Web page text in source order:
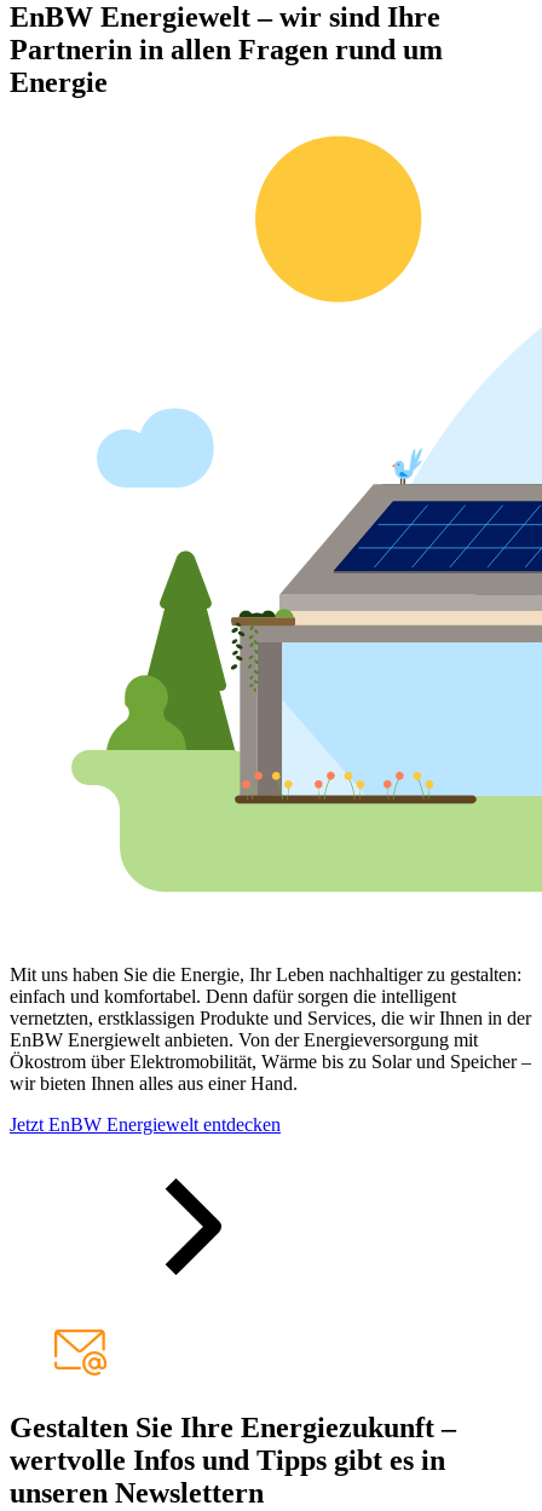
EnBW Energiewelt – wir sind Ihre
Partnerin in allen Fragen rund um
Energie
Mit uns haben Sie die Energie, Ihr Leben nachhaltiger zu gestalten:
einfach und komfortabel. Denn dafür sorgen die intelligent
vernetzten, erstklassigen Produkte und Services, die wir Ihnen in der
EnBW Energiewelt anbieten. Von der Energieversorgung mit
Ökostrom über Elektromobilität, Wärme bis zu Solar und Speicher –
wir bieten Ihnen alles aus einer Hand.
Jetzt EnBW Energiewelt entdecken
Gestalten Sie Ihre Energiezukunft –
wertvolle Infos und Tipps gibt es in
unseren Newslettern